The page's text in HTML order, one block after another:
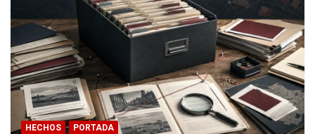
HECHOS PORTADA